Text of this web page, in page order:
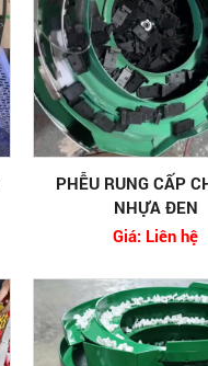
PHỄU RUNG CẤP
NHỰA ĐEN
Giá: Liên hệ